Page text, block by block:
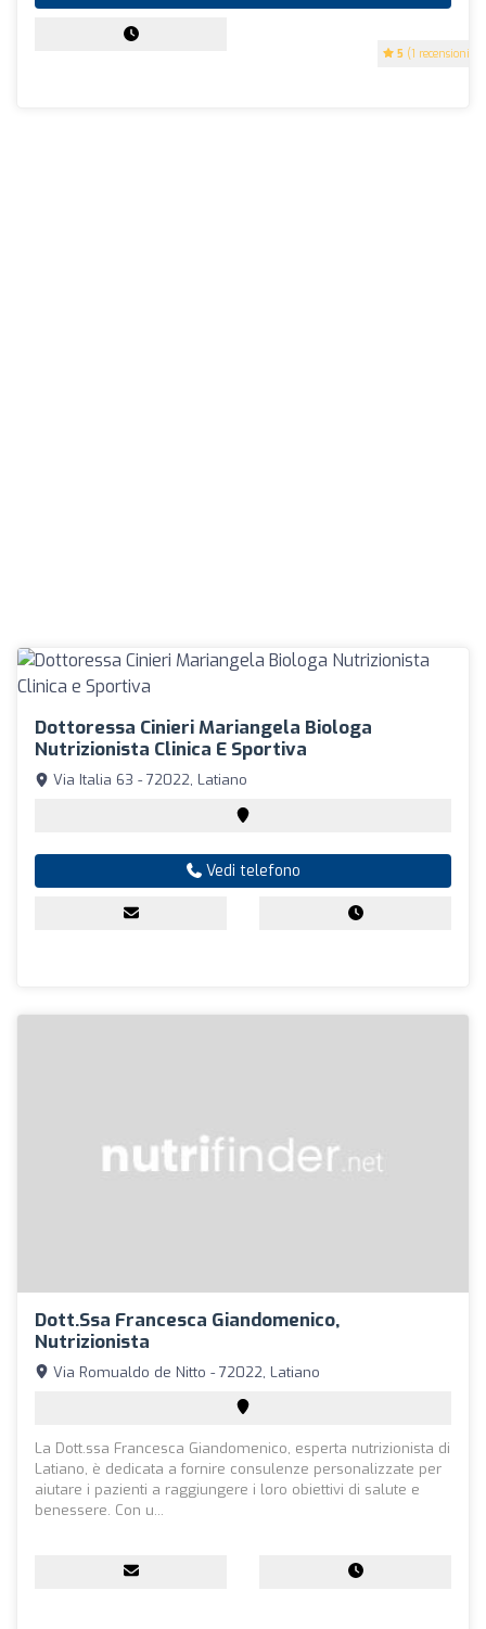
5 (1 recensioni)
Dottoressa Cinieri Mariangela Biologa
Nutrizionista Clinica E Sportiva
Via Italia 63 - 72022, Latiano
Vedi telefono
Dott.ssa Francesca Giandomenico,
Nutrizionista
Via Romualdo de Nitto - 72022, Latiano
La Dott.ssa Francesca Giandomenico, esperta nutrizionista di
Latiano, è dedicata a fornire consulenze personalizzate per
aiutare i pazienti a raggiungere i loro obiettivi di salute e
benessere. Con u...